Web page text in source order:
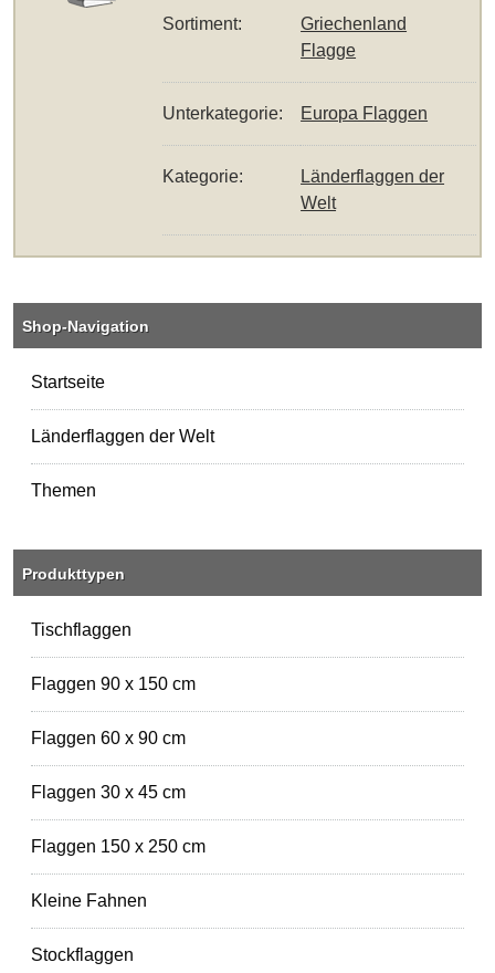
Sortiment:
Griechenland
Flagge
Unterkategorie: Europa Flaggen
Kategorie:
Länderflaggen der
Welt
Shop-Navigation
Startseite
Länderflaggen der Welt
Themen
Produkttypen
Tischflaggen
Flaggen 90 x 150 cm
Flaggen 60 x 90 cm
Flaggen 30 x 45 cm
Flaggen 150 x 250 cm
Kleine Fahnen
Stockflaggen